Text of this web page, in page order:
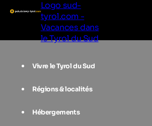
Logo sud-
tyrol.com -
Vacances dans
le Tyrol du Sud
Vivre le Tyrol du Sud
Régions & localités
Hébergements